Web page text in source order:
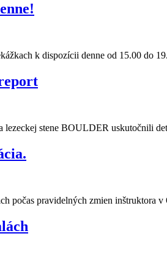
k dispozícii denne od 15.00 do
lezeckej stene BOULDER uskutočnili
počas pravidelných zmien